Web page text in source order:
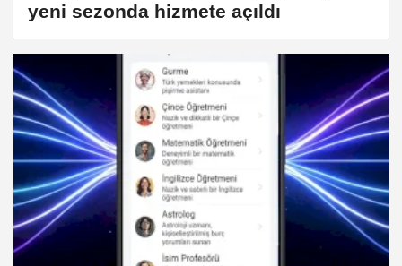
yeni sezonda hizmete açıldı